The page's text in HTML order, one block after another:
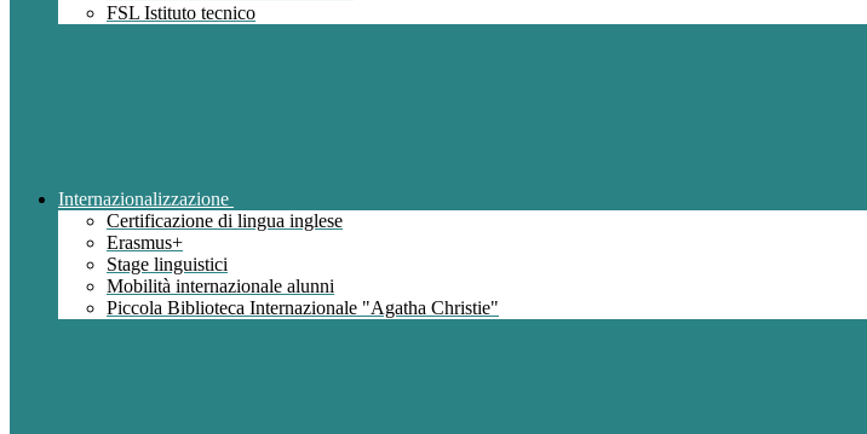
FSL Istituto tecnico
Internazionalizzazione
Certificazione di lingua inglese
Erasmus+
Stage linguistici
Mobilità internazionale alunni
Piccola Biblioteca Internazionale "Agatha Christie"